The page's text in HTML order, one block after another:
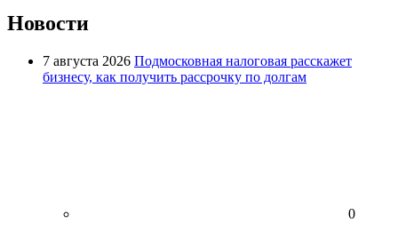
Новости
7 августа 2026 Подмосковная налоговая расскажет
бизнесу, как получить рассрочку по долгам
0